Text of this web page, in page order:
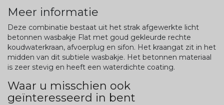
Meer informatie
Deze combinatie bestaat uit het strak afgewerkte licht
betonnen wasbakje Flat met goud gekleurde rechte
koudwaterkraan, afvoerplug en sifon. Het kraangat zit in het
midden van dit subtiele wasbakje. Het betonnen materiaal
is zeer stevig en heeft een waterdichte coating.
Waar u misschien ook
geïnteresseerd in bent